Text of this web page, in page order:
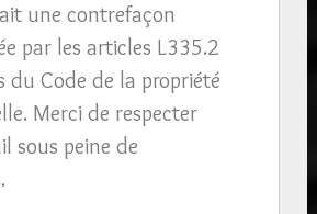
une contrefaçon
par les articles L335.2
du Code de la propriété
Merci de respecter
sous peine de